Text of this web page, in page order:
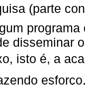
(parte
disseminar
isto é, a